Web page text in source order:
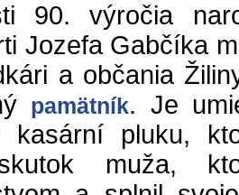
90. výročia
Jozefa Gabčíka
a občania
pamätník. Je
kasární pluku,
muža,